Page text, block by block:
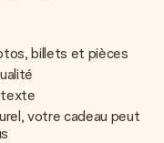
billets et pièces
texte
votre cadeau peut